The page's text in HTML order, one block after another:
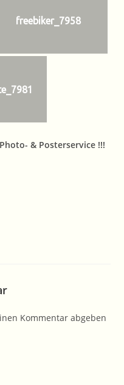
freebiker_7958
& Posterservice !!!
Kommentar abgeben